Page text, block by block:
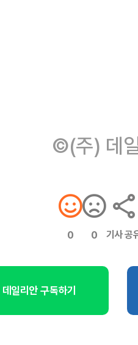
©(주) 데
0 0 기사 공
일리안 구독하기